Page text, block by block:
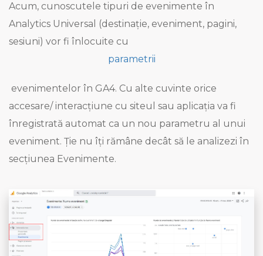
Acum, cunoscutele tipuri de evenimente în
Analytics Universal (destinație, eveniment, pagini,
sesiuni) vor fi înlocuite cu
parametrii
evenimentelor în GA4. Cu alte cuvinte orice
accesare/ interacțiune cu siteul sau aplicația va fi
înregistrată automat ca un nou parametru al unui
eveniment. Ție nu îți rămâne decât să le analizezi în
secțiunea Evenimente.